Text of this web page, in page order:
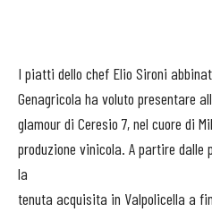
I piatti dello chef Elio Sironi
Genagricola ha voluto presentare
glamour di Ceresio 7, nel cuore di
produzione vinicola. A partire dalle
la
tenuta acquisita in Valpolicella a